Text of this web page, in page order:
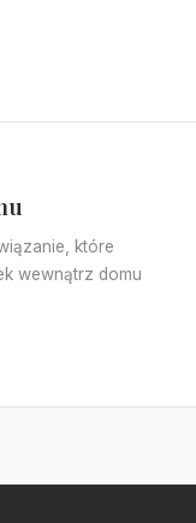
które
wewnątrz domu